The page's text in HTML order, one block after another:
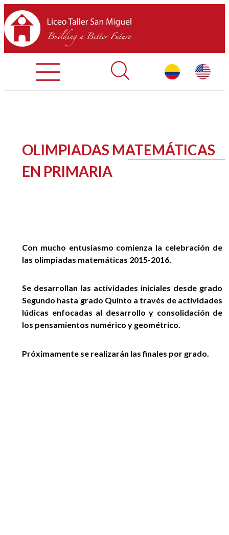
INICIO
SOBRE LTSM
OLIMPIADAS MATEMÁTICAS
EN PRIMARIA
Con mucho entusiasmo comienza la celebración de
las olimpiadas matemáticas 2015-2016.
Se desarrollan las actividades iniciales desde grado
Segundo hasta grado Quinto a través de actividades
lúdicas enfocadas al desarrollo y consolidación de
los pensamientos numérico y geométrico.
Próximamente se realizarán las finales por grado.